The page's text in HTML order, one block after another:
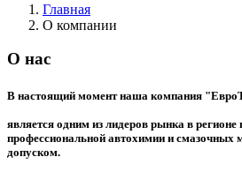
Главная
О компании
О нас
В настоящий момент наша компания
является одним из лидеров рынка в
профессиональной автохимии и смазочных
допуском.